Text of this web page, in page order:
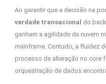
Ao garantir que a decisão na
verdade transacional do
ganham a agilidade da nuvem
mainframe. Contudo, a fluidez
processo de alteração no core
orquestração de dados